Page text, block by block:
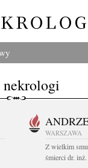
nekrologi
WARSZAWA
Z wielkim
śmierci dr.